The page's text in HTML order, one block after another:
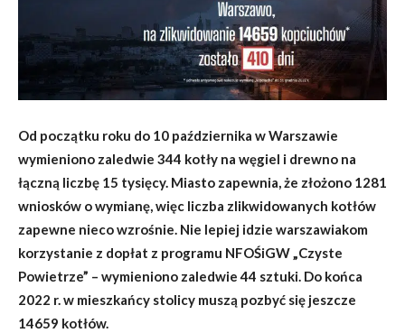
Od początku roku do 10 października w Warszawie
wymieniono zaledwie 344 kotły na węgiel i drewno na
łączną liczbę 15 tysięcy. Miasto zapewnia, że złożono 1281
wniosków o wymianę, więc liczba zlikwidowanych kotłów
zapewne nieco wzrośnie. Nie lepiej idzie warszawiakom
korzystanie z dopłat z programu NFOŚiGW „Czyste
Powietrze” – wymieniono zaledwie 44 sztuki. Do końca
2022 r. w mieszkańcy stolicy muszą pozbyć się jeszcze
14659 kotłów.